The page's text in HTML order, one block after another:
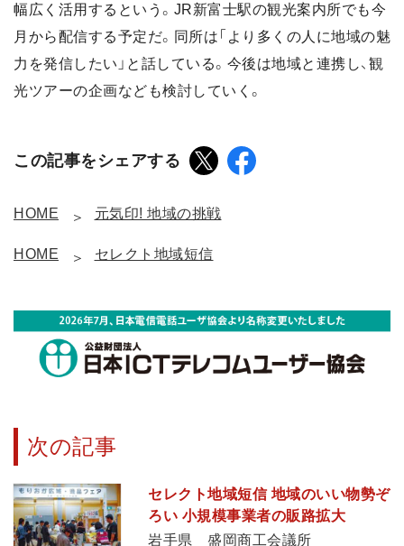
幅広く活用するという。JR新富士駅の観光案内所でも今
月から配信する予定だ。同所は「より多くの人に地域の魅
力を発信したい」と話している。今後は地域と連携し、観
光ツアーの企画なども検討していく。
この記事をシェアする
HOME 元気印! 地域の挑戦
HOME セレクト地域短信
次の記事
セレクト地域短信 地域のいい物勢ぞ
ろい 小規模事業者の販路拡大
岩手県 盛岡商工会議所